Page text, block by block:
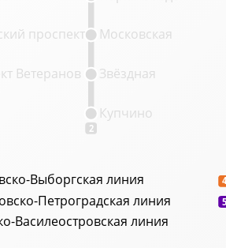
Выборгская линия
Петроградская линия
Василеостровская линия
4
2
Ветеранов
проспект
Купчино
Звёздная
Московская